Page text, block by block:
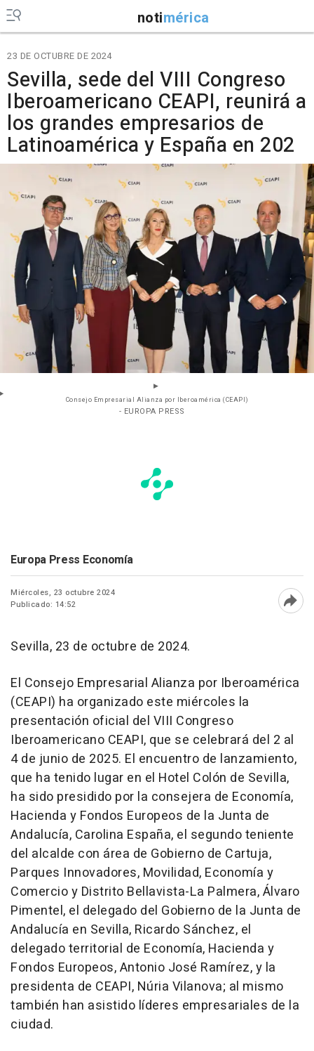
notimérica
23 DE OCTUBRE DE 2024
Sevilla, sede del VIII Congreso
Iberoamericano CEAPI, reunirá a
los grandes empresarios de
Latinoamérica y España en 202
Consejo Empresarial Alianza por Iberoamérica (CEAPI)
- EUROPA PRESS
Europa Press Economía
Miércoles, 23 octubre 2024
Publicado: 14:52
Sevilla, 23 de octubre de 2024.
El Consejo Empresarial Alianza por Iberoamérica
(CEAPI) ha organizado este miércoles la
presentación oficial del VIII Congreso
Iberoamericano CEAPI, que se celebrará del 2 al
4 de junio de 2025. El encuentro de lanzamiento,
que ha tenido lugar en el Hotel Colón de Sevilla,
ha sido presidido por la consejera de Economía,
Hacienda y Fondos Europeos de la Junta de
Andalucía, Carolina España, el segundo teniente
del alcalde con área de Gobierno de Cartuja,
Parques Innovadores, Movilidad, Economía y
Comercio y Distrito Bellavista-La Palmera, Álvaro
Pimentel, el delegado del Gobierno de la Junta de
Andalucía en Sevilla, Ricardo Sánchez, el
delegado territorial de Economía, Hacienda y
Fondos Europeos, Antonio José Ramírez, y la
presidenta de CEAPI, Núria Vilanova; al mismo
también han asistido líderes empresariales de la
ciudad.